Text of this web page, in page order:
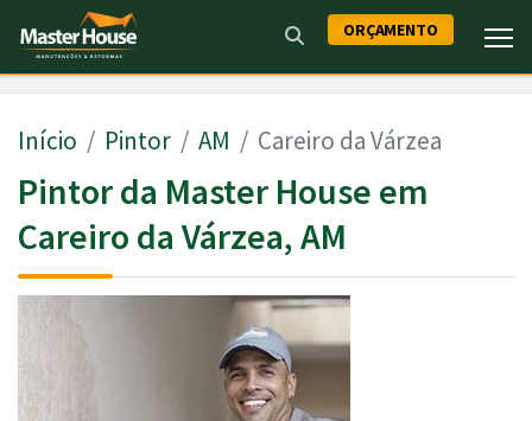
ORÇAMENTO
Início Pintor AM Careiro da Várzea
Pintor da Master House em
Careiro da Várzea, AM